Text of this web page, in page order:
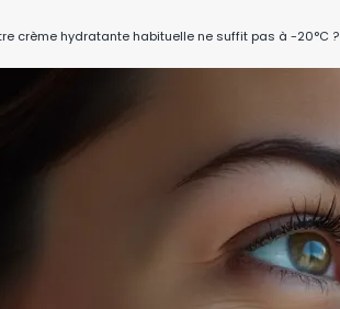
crème hydratante habituelle ne suffit pas à -20°C ?